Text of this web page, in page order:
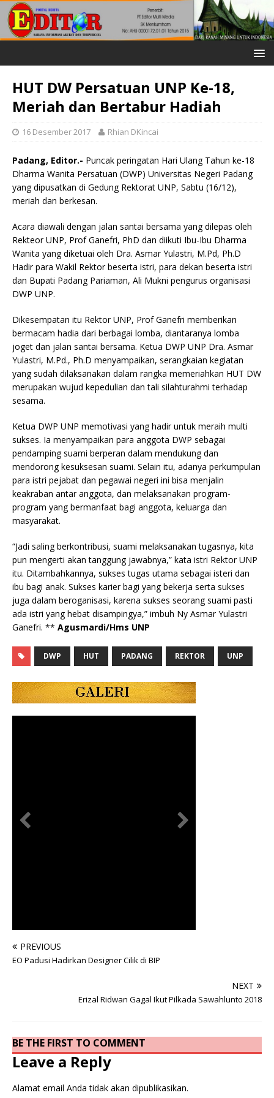
HUT DW Persatuan UNP Ke-18,
Meriah dan Bertabur Hadiah
16 Desember 2017 Rhian DKincai
Padang, Editor.- Puncak peringatan Hari Ulang Tahun ke-18
Dharma Wanita Persatuan (DWP) Universitas Negeri Padang
yang dipusatkan di Gedung Rektorat UNP, Sabtu (16/12),
meriah dan berkesan.
Acara diawali dengan jalan santai bersama yang dilepas oleh
Rekteor UNP, Prof Ganefri, PhD dan diikuti Ibu-Ibu Dharma
Wanita yang diketuai oleh Dra. Asmar Yulastri, M.Pd, Ph.D
Hadir para Wakil Rektor beserta istri, para dekan beserta istri
dan Bupati Padang Pariaman, Ali Mukni pengurus organisasi
DWP UNP.
Dikesempatan itu Rektor UNP, Prof Ganefri memberikan
bermacam hadia dari berbagai lomba, diantaranya lomba
joget dan jalan santai bersama. Ketua DWP UNP Dra. Asmar
Yulastri, M.Pd., Ph.D menyampaikan, serangkaian kegiatan
yang sudah dilaksanakan dalam rangka memeriahkan HUT DW
merupakan wujud kepedulian dan tali silahturahmi terhadap
sesama.
Ketua DWP UNP memotivasi yang hadir untuk meraih multi
sukses. Ia menyampaikan para anggota DWP sebagai
pendamping suami berperan dalam mendukung dan
mendorong kesuksesan suami. Selain itu, adanya perkumpulan
para istri pejabat dan pegawai negeri ini bisa menjalin
keakraban antar anggota, dan melaksanakan program-
program yang bermanfaat bagi anggota, keluarga dan
masyarakat.
“Jadi saling berkontribusi, suami melaksanakan tugasnya, kita
pun mengerti akan tanggung jawabnya,” kata istri Rektor UNP
itu. Ditambahkannya, sukses tugas utama sebagai isteri dan
ibu bagi anak. Sukses karier bagi yang bekerja serta sukses
juga dalam beroganisasi, karena sukses seorang suami pasti
ada istri yang hebat disampingya,” imbuh Ny Asmar Yulastri
Ganefri. ** Agusmardi/Hms UNP
DWP HUT PADANG REKTOR UNP
PREVIOUS
EO Padusi Hadirkan Designer Cilik di BIP
NEXT
Erizal Ridwan Gagal Ikut Pilkada Sawahlunto 2018
BE THE FIRST TO COMMENT
Leave a Reply
Alamat email Anda tidak akan dipublikasikan.